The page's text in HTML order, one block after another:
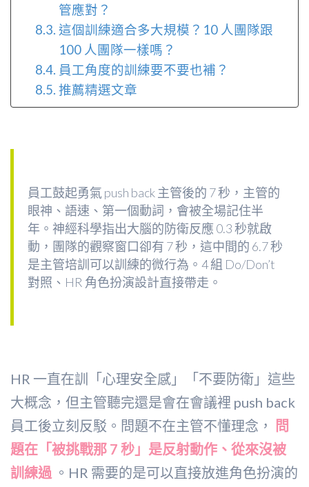
管應對？
這個訓練適合多大規模？10 人團隊跟
100 人團隊一樣嗎？
員工角度的訓練要不要也補？
推薦精選文章
員工鼓起勇氣 push back 主管後的 7 秒，主管的
眼神、語速、第一個動詞，會被全場記住半
年。神經科學指出大腦的防衛反應 0.3 秒就啟
動，團隊的觀察窗口卻有 7 秒，這中間的 6.7 秒
是主管培訓可以訓練的微行為。4 組 Do/Don’t
對照、HR 角色扮演設計直接帶走。
HR 一直在訓「心理安全感」「不要防衛」這些
大概念，但主管聽完還是會在會議裡 push back
員工後立刻反駁。問題不在主管不懂理念，
問
題在「被挑戰那 7 秒」是反射動作、從來沒被
訓練過 。HR 需要的是可以直接放進角色扮演的